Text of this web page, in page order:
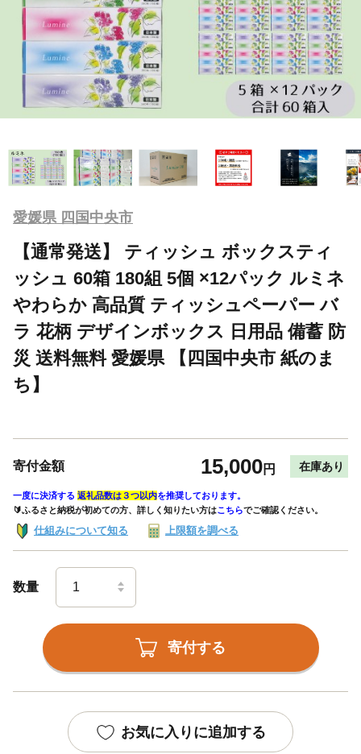
愛媛県 四国中央市
【通常発送】 ティッシュ ボックスティ
ッシュ 60箱 180組 5個 ×12パック ルミネ
やわらか 高品質 ティッシュペーパー バ
ラ 花柄 デザインボックス 日用品 備蓄 防
災 送料無料 愛媛県 【四国中央市 紙のま
ち】
寄付金額 15,000円 在庫あり
一度に決済する 返礼品数は３つ以内を推奨しております。
🔰ふるさと納税が初めての方、詳しく知りたい方はこちらでご確認ください。
仕組みについて知る 上限額を調べる
数量
寄付する
お気に入りに追加する